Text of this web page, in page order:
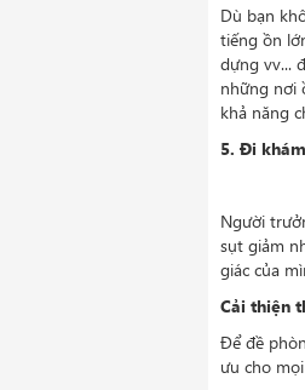
Dù bạn
tiếng ồn
dựng vv...
những nơi
khả năng
5. Đi
Người
sụt giảm
giác của
Cải thiện
Để đề
ưu cho